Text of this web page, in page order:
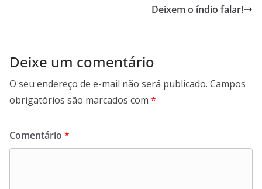
Deixem o índio falar!
Deixe um comentário
O seu endereço de e-mail não será publicado. Campos
obrigatórios são marcados com *
Comentário *